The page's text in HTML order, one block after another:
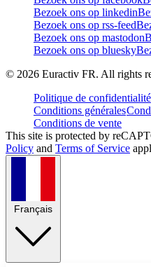
Bezoek ons op linkedin
Bezoek ons op rss-feed
Bezoek ons op mastodon
Bezoek ons op bluesky
© 2026 Euractiv FR. All rights
Politique de confidentialité
Conditions générales
Conditions de vente
This site is protected by
Policy and Terms of Service
Français